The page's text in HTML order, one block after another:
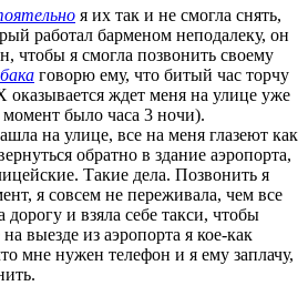
я их так и не смогла снять,
работал барменом неподалеку, он
чтобы я смогла позвонить своему
говорю ему, что битый час торчу
оказывается ждет меня на улице уже
момент было часа 3 ночи).
на улице, все на меня глазеют как
обратно в здание аэропорта,
Такие дела. Позвонить я
я совсем не переживала, чем все
дорогу и взяла себе такси, чтобы
выезде из аэропорта я кое-как
мне нужен телефон и я ему заплачу,